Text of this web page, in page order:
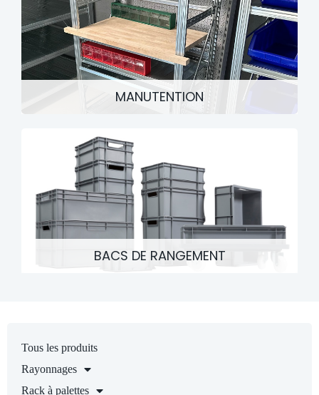
MANUTENTION
BACS DE RANGEMENT
Tous les produits
Rayonnages
Rack à palettes